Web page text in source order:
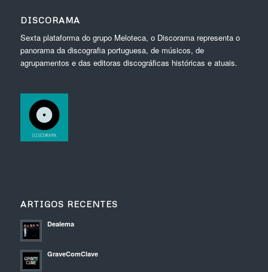
DISCORAMA
Sexta plataforma do grupo Meloteca, o Discorama representa o
panorama da discografia portuguesa, de músicos, de
agrupamentos e das editoras discográficas históricas e atuais.
ARTIGOS RECENTES
Dealema
GraveComClave